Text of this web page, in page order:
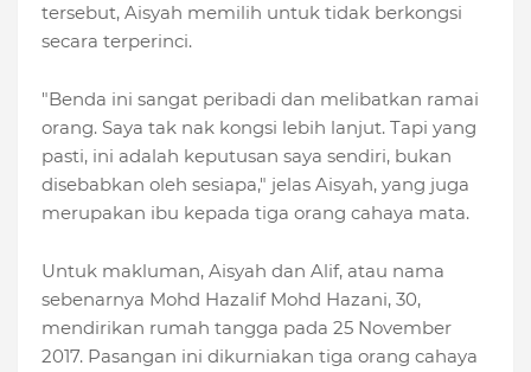
tersebut, Aisyah memilih untuk tidak berkongsi
secara terperinci.
"Benda ini sangat peribadi dan melibatkan ramai
orang. Saya tak nak kongsi lebih lanjut. Tapi yang
pasti, ini adalah keputusan saya sendiri, bukan
disebabkan oleh sesiapa," jelas Aisyah, yang juga
merupakan ibu kepada tiga orang cahaya mata.
Untuk makluman, Aisyah dan Alif, atau nama
sebenarnya Mohd Hazalif Mohd Hazani, 30,
mendirikan rumah tangga pada 25 November
2017. Pasangan ini dikurniakan tiga orang cahaya